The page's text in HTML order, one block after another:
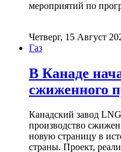
мероприятий по
Четверг, 15 Август
Газ
В Канаде
сжиженного
Канадский завод
производство
новую страницу в
страны. Проект,